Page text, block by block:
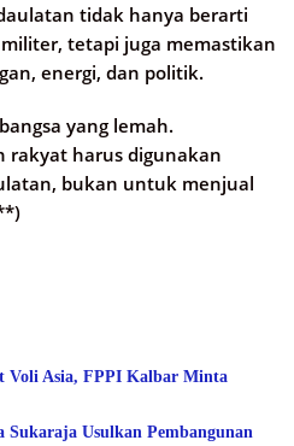
tidak hanya berarti
tetapi juga memastikan
energi, dan politik.
yang lemah.
rakyat harus digunakan
bukan untuk menjual
Voli Asia, FPPI Kalbar Minta
Sukaraja Usulkan Pembangunan